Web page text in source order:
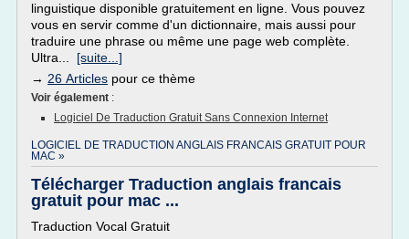
linguistique disponible gratuitement en ligne. Vous pouvez
vous en servir comme d'un dictionnaire, mais aussi pour
traduire une phrase ou même une page web complète.
Ultra... [suite...]
→ 26 Articles pour ce thème
Voir également :
Logiciel De Traduction Gratuit Sans Connexion Internet
LOGICIEL DE TRADUCTION ANGLAIS FRANCAIS GRATUIT POUR
MAC »
Télécharger Traduction anglais francais
gratuit pour mac ...
Traduction Vocal Gratuit